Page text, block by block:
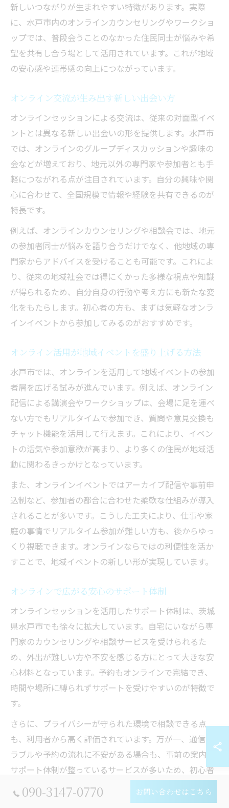
新しいつながりが生まれやすい特徴があります。実際
に、水戸市内のオンラインカウンセリングやワークショ
ップでは、普段会うことのなかった住民同士が悩みや希
望を共有し合う場として活用されています。これが地域
の安心感や連帯感の向上につながっています。
オンライン交流が生み出す新しい出会い方
オンラインセッションによる交流は、従来の対面型イベ
ントとは異なる新しい出会いの形を提供します。水戸市
では、オンラインのグループディスカッションや趣味の
会などが増えており、地元以外の専門家や参加者とも手
軽につながれる点が注目されています。自分の興味や関
心に合わせて、全国規模で情報や経験を共有できるのが
特長です。
例えば、オンラインカウンセリングや相談会では、地元
の参加者同士が悩みを語り合うだけでなく、他地域の専
門家からアドバイスを受けることも可能です。これによ
り、従来の地域社会では得にくかった多様な視点や知識
が得られるため、自分自身の行動や考え方にも新たな変
化をもたらします。初心者の方も、まずは気軽なオンラ
インイベントから参加してみるのがおすすめです。
オンライン活用が地域イベントを盛り上げる方法
水戸市では、オンラインを活用して地域イベントの参加
者層を広げる試みが進んでいます。例えば、オンライン
配信による講演会やワークショップは、会場に足を運べ
ない方でもリアルタイムで参加でき、質問や意見交換も
チャット機能を活用して行えます。これにより、イベン
トの活気や参加意欲が高まり、より多くの住民が地域活
動に関わるきっかけとなっています。
また、オンラインイベントではアーカイブ配信や事前申
込制など、参加者の都合に合わせた柔軟な仕組みが導入
されることが多いです。こうした工夫により、仕事や家
庭の事情でリアルタイム参加が難しい方も、後からゆっ
くり視聴できます。オンラインならではの利便性を活か
すことで、地域イベントの新しい形が実現しています。
オンラインで広がる安心のサポート体制
オンラインセッションを活用したサポート体制は、茨城
県水戸市でも徐々に拡大しています。自宅にいながら専
門家のカウンセリングや相談サービスを受けられるた
め、外出が難しい方や不安を感じる方にとって大きな安
心材料となっています。予約もオンラインで完結でき、
時間や場所に縛られずサポートを受けやすいのが特徴で
す。
さらに、プライバシーが守られた環境で相談できる点
も、利用者から高く評価されています。万が一、通信ト
ラブルや予約の流れに不安がある場合も、事前の案内や
サポート体制が整っているサービスが多いため、初心者
でも安心して利用できます。サポートを受けたい方は、
事前に利用規約や相談の流れを確認することが大切で
090-3147-0770 お問い合わせはこちら